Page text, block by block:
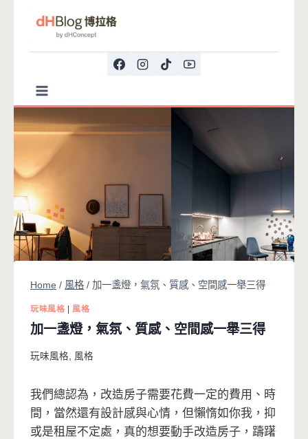
Home / 風格 / 加一盞燈，氣氛、質感、空間感一舉三得
玩味風格 |風格
加一盞燈，氣氛、質感、空間感一舉三得
玩味風格 風格
我們總認為，改造房子需要花費一定的費用、時
間，當然還有設計感與心情，但懶惰如你我，抑
或是租屋不定處，真的想要動手改造房子，躊躇